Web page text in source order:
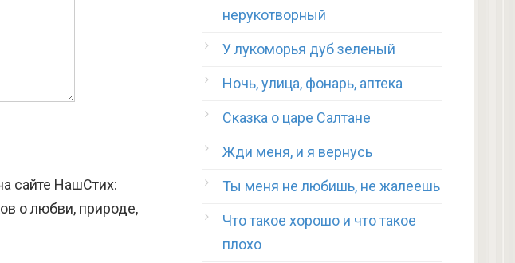
сайте НашСтих:
о любви, природе,
нерукотворный
У лукоморья дуб зеленый
Ночь, улица, фонарь, аптека
Сказка о царе Салтане
Жди меня, и я вернусь
Ты меня не любишь, не жалеешь
Что такое хорошо и что такое
плохо